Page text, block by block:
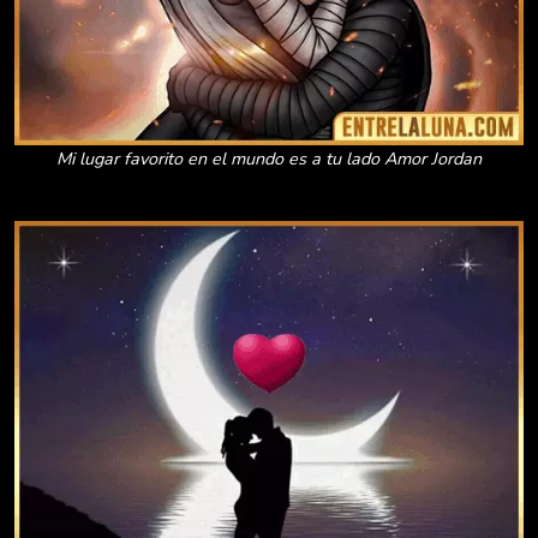
Mi lugar favorito en el mundo es a tu lado Amor Jordan